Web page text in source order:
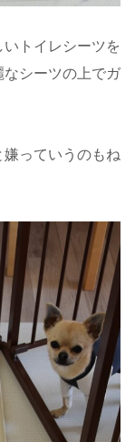
トイレシーツを
シーツの上でガ
っていうのもね